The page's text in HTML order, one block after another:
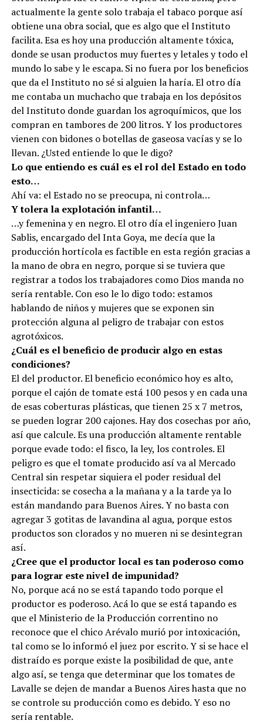
actualmente la gente solo trabaja el tabaco porque así
obtiene una obra social, que es algo que el Instituto
facilita. Esa es hoy una producción altamente tóxica,
donde se usan productos muy fuertes y letales y todo el
mundo lo sabe y le escapa. Si no fuera por los beneficios
que da el Instituto no sé si alguien la haría. El otro día
me contaba un muchacho que trabaja en los depósitos
del Instituto donde guardan los agroquímicos, que los
compran en tambores de 200 litros. Y los productores
vienen con bidones o botellas de gaseosa vacías y se lo
llevan. ¿Usted entiende lo que le digo?
Lo que entiendo es cuál es el rol del Estado en todo
esto…
Ahí va: el Estado no se preocupa, ni controla…
Y tolera la explotación infantil…
…y femenina y en negro. El otro día el ingeniero Juan
Sablis, encargado del Inta Goya, me decía que la
producción hortícola es factible en esta región gracias a
la mano de obra en negro, porque si se tuviera que
registrar a todos los trabajadores como Dios manda no
sería rentable. Con eso le lo digo todo: estamos
hablando de niños y mujeres que se exponen sin
protección alguna al peligro de trabajar con estos
agrotóxicos.
¿Cuál es el beneficio de producir algo en estas
condiciones?
El del productor. El beneficio económico hoy es alto,
porque el cajón de tomate está 100 pesos y en cada una
de esas coberturas plásticas, que tienen 25 x 7 metros,
se pueden lograr 200 cajones. Hay dos cosechas por año,
así que calcule. Es una producción altamente rentable
porque evade todo: el fisco, la ley, los controles. El
peligro es que el tomate producido así va al Mercado
Central sin respetar siquiera el poder residual del
insecticida: se cosecha a la mañana y a la tarde ya lo
están mandando para Buenos Aires. Y no basta con
agregar 3 gotitas de lavandina al agua, porque estos
productos son clorados y no mueren ni se desintegran
así.
¿Cree que el productor local es tan poderoso como
para lograr este nivel de impunidad?
No, porque acá no se está tapando todo porque el
productor es poderoso. Acá lo que se está tapando es
que el Ministerio de la Producción correntino no
reconoce que el chico Arévalo murió por intoxicación,
tal como se lo informó el juez por escrito. Y si se hace el
distraído es porque existe la posibilidad de que, ante
algo así, se tenga que determinar que los tomates de
Lavalle se dejen de mandar a Buenos Aires hasta que no
se controle su producción como es debido. Y eso no
sería rentable.